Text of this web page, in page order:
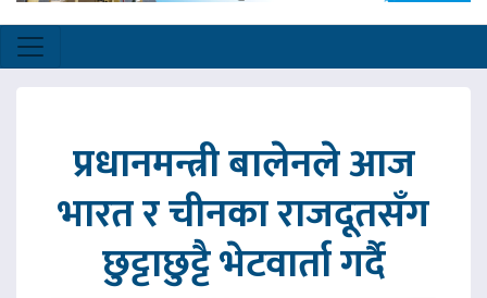
प्रधानमन्त्री बालेनले आज
भारत र चीनका राजदूतसँग
छुट्टाछुट्टै भेटवार्ता गर्दै